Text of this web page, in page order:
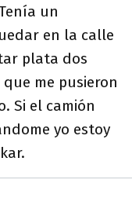
un
en la calle
plata dos
me pusieron
Si el camión
yo estoy